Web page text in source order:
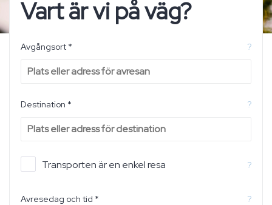
Vart är vi på väg?
Avgångsort * ?
Destination * ?
Transporten är en enkel resa ?
Avresedag och tid * ?